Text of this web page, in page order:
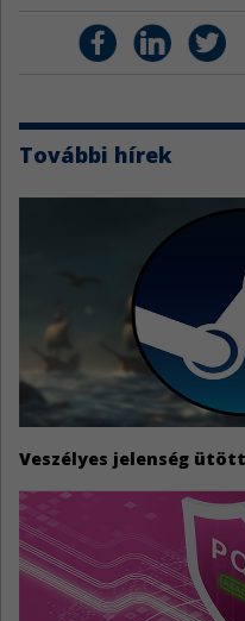
További hírek
Veszélyes jelenség